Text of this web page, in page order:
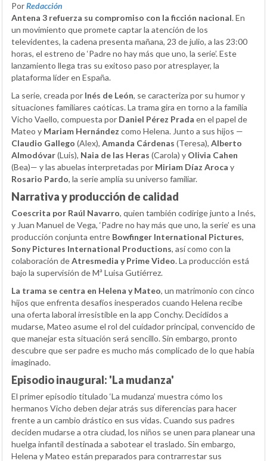
PorRedacción
Antena 3 refuerza su compromiso con la ficción nacional. En
un movimiento que promete captar la atención de los
televidentes, la cadena presenta mañana, 23 de julio, a las 23:00
horas, el estreno de ‘Padre no hay más que uno, la serie’. Este
lanzamiento llega tras su exitoso paso por atresplayer, la
plataforma líder en España.
La serie, creada por Inés de León, se caracteriza por su humor y
situaciones familiares caóticas. La trama gira en torno a la familia
Vicho Vaello, compuesta por Daniel Pérez Prada en el papel de
Mateo y Mariam Hernández como Helena. Junto a sus hijos —
Claudio Gallego (Alex), Amanda Cárdenas (Teresa), Alberto
Almodóvar(Luis), Naia de las Heras (Carola) y Olivia Cahen
(Bea)— y las abuelas interpretadas por Miriam Díaz Aroca y
Rosario Pardo, la serie amplía su universo familiar.
Narrativa y producción de calidad
Coescrita por Raúl Navarro, quien también codirige junto a Inés,
y Juan Manuel de Vega, ‘Padre no hay más que uno, la serie’ es una
producción conjunta entre Bowfinger International Pictures,
Sony Pictures International Productions, así como con la
colaboración deAtresmedia y Prime Video. La producción está
bajo la supervisión de Mª Luisa Gutiérrez.
La trama se centra en Helena y Mateo, un matrimonio con cinco
hijos que enfrenta desafíos inesperados cuando Helena recibe
una oferta laboral irresistible en la app Conchy. Decididos a
mudarse, Mateo asume el rol del cuidador principal, convencido de
que manejar esta situación será sencillo. Sin embargo, pronto
descubre que ser padre es mucho más complicado de lo que había
imaginado.
Episodio inaugural: 'La mudanza'
El primer episodio titulado ‘La mudanza’ muestra cómo los
hermanos Vicho deben dejar atrás sus diferencias para hacer
frente a un cambio drástico en sus vidas. Cuando sus padres
deciden mudarse a otra ciudad, los niños se unen para planear una
huelga infantil destinada a sabotear el traslado. Sin embargo,
Helena y Mateo están preparados para contrarrestar sus